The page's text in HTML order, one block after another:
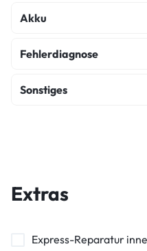
Display Reparatur
Akku
Akku Austausch
Fehlerdiagnose
Fehlerdiagnose
Sonstiges
Powerbutton Reparatur
Extras
Express-Reparatur